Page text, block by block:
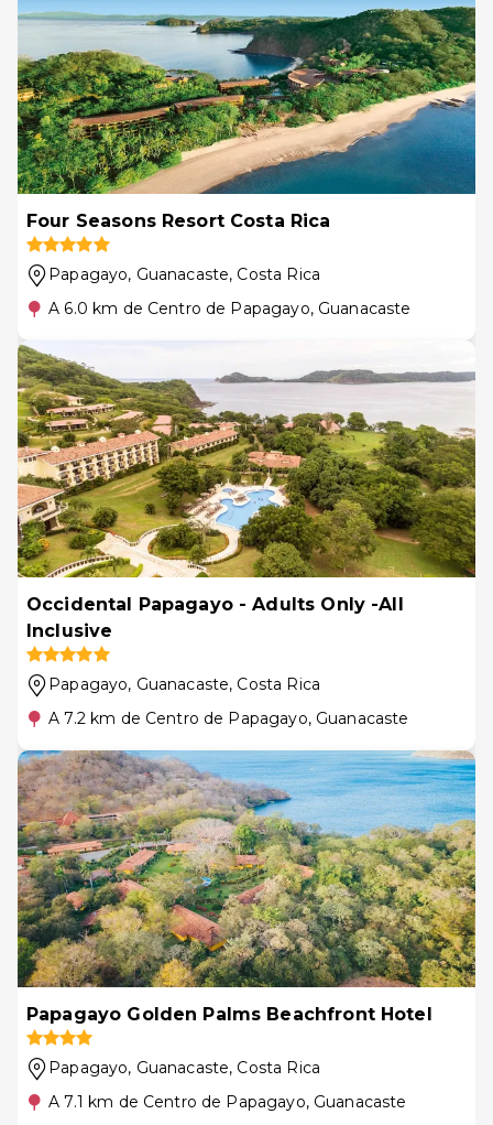
Four Seasons Resort Costa Rica
Papagayo, Guanacaste, Costa Rica
A 6.0 km de Centro de Papagayo, Guanacaste
Occidental Papagayo - Adults Only -All
Inclusive
Papagayo, Guanacaste, Costa Rica
A 7.2 km de Centro de Papagayo, Guanacaste
Papagayo Golden Palms Beachfront Hotel
Papagayo, Guanacaste, Costa Rica
A 7.1 km de Centro de Papagayo, Guanacaste